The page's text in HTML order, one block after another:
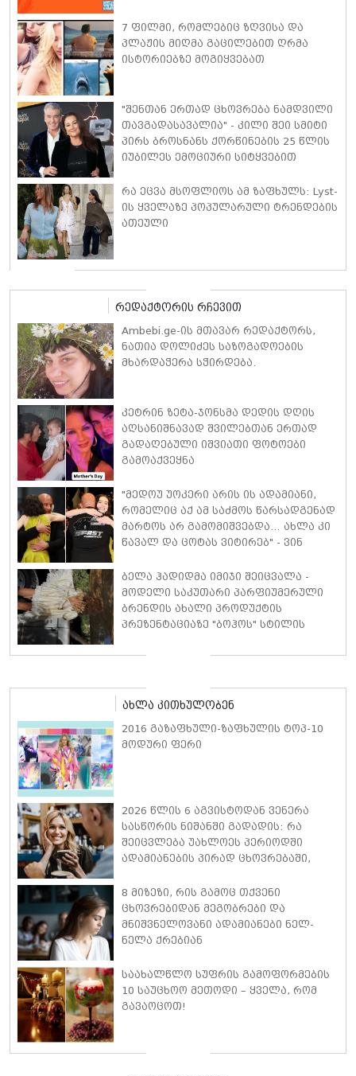
7 ფილმი, რომლებიც ზღვისა და
პლაჟის მიღმა გაცილებით ღრმა
ისტორიებზე მოგიყვებათ
"შენთან ერთად ცხოვრება ნამდვილი
თავგადასავალია" - კილი შეი სმიტი
პირს ბროსნანს ქორწინების 25 წლის
იუბილეს ემოციური სიტყვებით
რა ეცვა მსოფლიოს ამ ზაფხულს: Lyst-
ის ყველაზე პოპულარული ტრენდების
ათეული
რედაქტორის რჩევით
Ambebi.ge-ის მთავარ რედაქტორს,
ნათია დოლიძეს საზოგადოების
მხარდაჭერა სჭირდება.
კეტრინ ზეტა-ჯონსმა დედის დღის
აღსანიშნავად შვილებთან ერთად
გადაღებული იშვიათი ფოტოები
გამოაქვეყნა
"მედოუ უოკერი არის ის ადამიანი,
რომელიც აქ ამ საძმოს წარსადგენად
მარტოს არ გამომიშვებდა… ახლა კი
წავალ და ცოტას ვიტირებ" - ვინ
პოლ უოკერის ქალიშვილს ემოციური
სიტყვებით მიმართავს
ბელა ჰადიდმა იმიჯი შეიცვალა -
მოდელი საკუთარი პარფიუმერული
ბრენდის ახალი პროდუქტის
პრეზენტაციაზე "ბოჰოს" სტილის
მინიკაბით გამოჩნდა
ახლა კითხულობენ
2016 გაზაფხული-ზაფხულის ტოპ-10
მოდური ფერი
2026 წლის 6 აგვისტოდან ვენერა
სასწორის ნიშანში გადადის: რა
შეიცვლება უახლოეს პერიოდში
ადამიანების პირად ცხოვრებაში,
ურთიერთობებში
8 მიზეზი, რის გამოც თქვენი
ცხოვრებიდან მეგობრები და
მნიშვნელოვანი ადამიანები ნელ-
ნელა ქრებიან
საახალწლო სუფრის გამოფორმების
10 საუცხოო მეთოდი – ყველა, რომ
გავაოცოთ!